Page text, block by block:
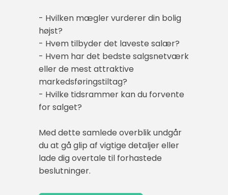
- Hvilken mægler vurderer din bolig
højst?
- Hvem tilbyder det laveste salær?
- Hvem har det bedste salgsnetværk
eller de mest attraktive
markedsføringstiltag?
- Hvilke tidsrammer kan du forvente
for salget?
Med dette samlede overblik undgår
du at gå glip af vigtige detaljer eller
lade dig overtale til forhastede
beslutninger.